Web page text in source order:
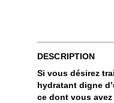
DESCRIPTION
Si vous désirez
hydratant digne
ce dont vous